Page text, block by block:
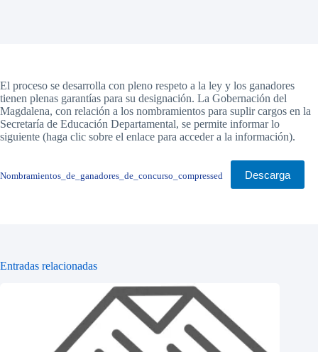
El proceso se desarrolla con pleno respeto a la ley y los ganadores
tienen plenas garantías para su designación. La Gobernación del
Magdalena, con relación a los nombramientos para suplir cargos en la
Secretaría de Educación Departamental, se permite informar lo
siguiente (haga clic sobre el enlace para acceder a la información).
Nombramientos_de_ganadores_de_concurso_compressed Descarga
Entradas relacionadas